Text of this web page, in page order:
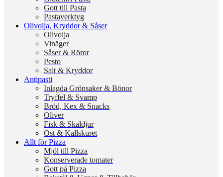
Gott till Pasta
Pastaverktyg
Olivolja, Kryddor & Såser
Olivolja
Vinäger
Såser & Röror
Pesto
Salt & Kryddor
Antipasti
Inlagda Grönsaker & Bönor
Tryffel & Svamp
Bröd, Kex & Snacks
Oliver
Fisk & Skaldjur
Ost & Kallskuret
Allt för Pizza
Mjöl till Pizza
Konserverade tomater
Gott på Pizza